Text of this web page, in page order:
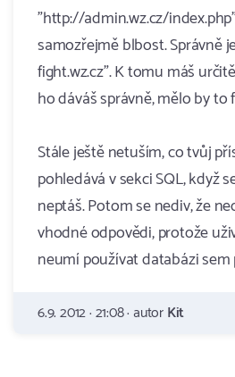
"http://admin.wz.cz/
samozřejmě blbost. Správně
fight.wz.cz". K tomu máš
ho dáváš správně, mělo by to
Stále ještě netuším, co tvůj
pohledává v sekci SQL, když
neptáš. Potom se nediv, že
vhodné odpovědi, protože
neumí používat databázi
6.9. 2012 · 21:08 · autorKit